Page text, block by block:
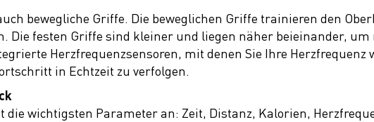
bewegliche Griffe. Die beweglichen Griffe trainieren den
Die festen Griffe sind kleiner und liegen näher beieinander,
Herzfrequenzsensoren, mit denen Sie Ihre Herzfrequenz
in Echtzeit zu verfolgen.
die wichtigsten Parameter an: Zeit, Distanz, Kalorien,